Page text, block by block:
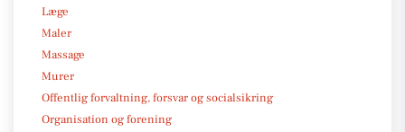
Læge
Maler
Massage
Murer
Offentlig forvaltning, forsvar og socialsikring
Organisation og forening